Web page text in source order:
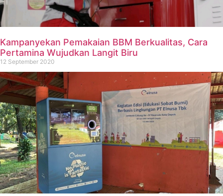
Kampanyekan Pemakaian BBM Berkualitas, Cara
Pertamina Wujudkan Langit Biru
12 September 2020